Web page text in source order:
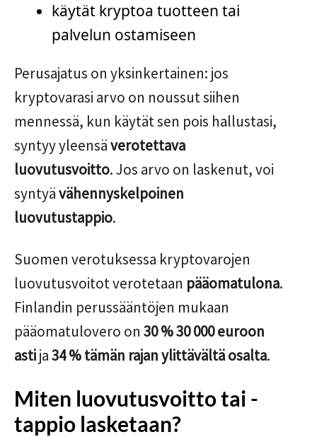
käytät kryptoa tuotteen tai
palvelun ostamiseen
Perusajatus on yksinkertainen: jos
kryptovarasi arvo on noussut siihen
mennessä, kun käytät sen pois hallustasi,
syntyy yleensäverotettava
luovutusvoitto. Jos arvo on laskenut, voi
syntyävähennyskelpoinen
luovutustappio.
Suomen verotuksessa kryptovarojen
luovutusvoitot verotetaan pääomatulona.
Finlandin perussääntöjen mukaan
pääomatulovero on 30 % 30 000 euroon
astija34 % tämän rajan ylittävältä osalta.
Miten luovutusvoitto tai -
tappio lasketaan?